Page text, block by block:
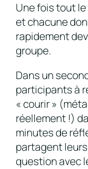
Une fois tout
et chacune
rapidement
groupe.
Dans un
participants à
« courir »
réellement !)
minutes de
partagent
question avec